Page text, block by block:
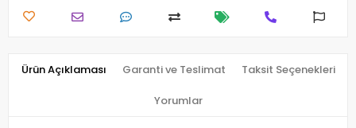
Ürün Açıklaması Garanti ve Teslimat Taksit Seçenekleri
Yorumlar